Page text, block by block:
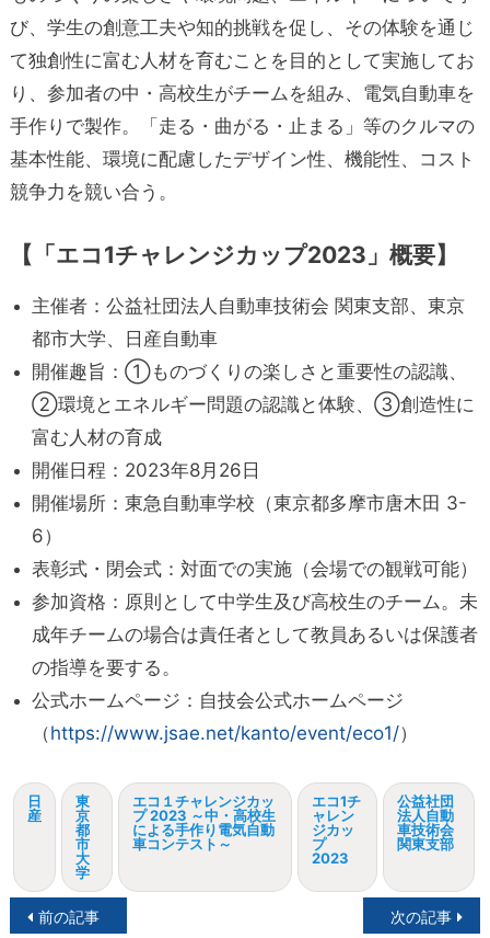
び、学生の創意工夫や知的挑戦を促し、その体験を通じ
て独創性に富む人材を育むことを目的として実施してお
り、参加者の中・高校生がチームを組み、電気自動車を
手作りで製作。「走る・曲がる・止まる」等のクルマの
基本性能、環境に配慮したデザイン性、機能性、コスト
競争力を競い合う。
【「エコ1チャレンジカップ2023」概要】
主催者：公益社団法人自動車技術会 関東支部、東京
都市大学、日産自動車
開催趣旨：①ものづくりの楽しさと重要性の認識、
②環境とエネルギー問題の認識と体験、③創造性に
富む人材の育成
開催日程：2023年8月26日
開催場所：東急自動車学校（東京都多摩市唐木田 3-
6）
表彰式・閉会式：対面での実施（会場での観戦可能）
参加資格：原則として中学生及び高校生のチーム。未
成年チームの場合は責任者として教員あるいは保護者
の指導を要する。
公式ホームページ：自技会公式ホームページ
（https://www.jsae.net/kanto/event/eco1/）
日
産
東
京
都
市
大
学
エコ１チャレンジカッ
プ 2023 ～中・高校生
による手作り電気自動
車コンテスト～
エコ1チ
ャレン
ジカッ
プ
2023
公益社団
法人自動
車技術会
関東支部
投前の記事 次の記事